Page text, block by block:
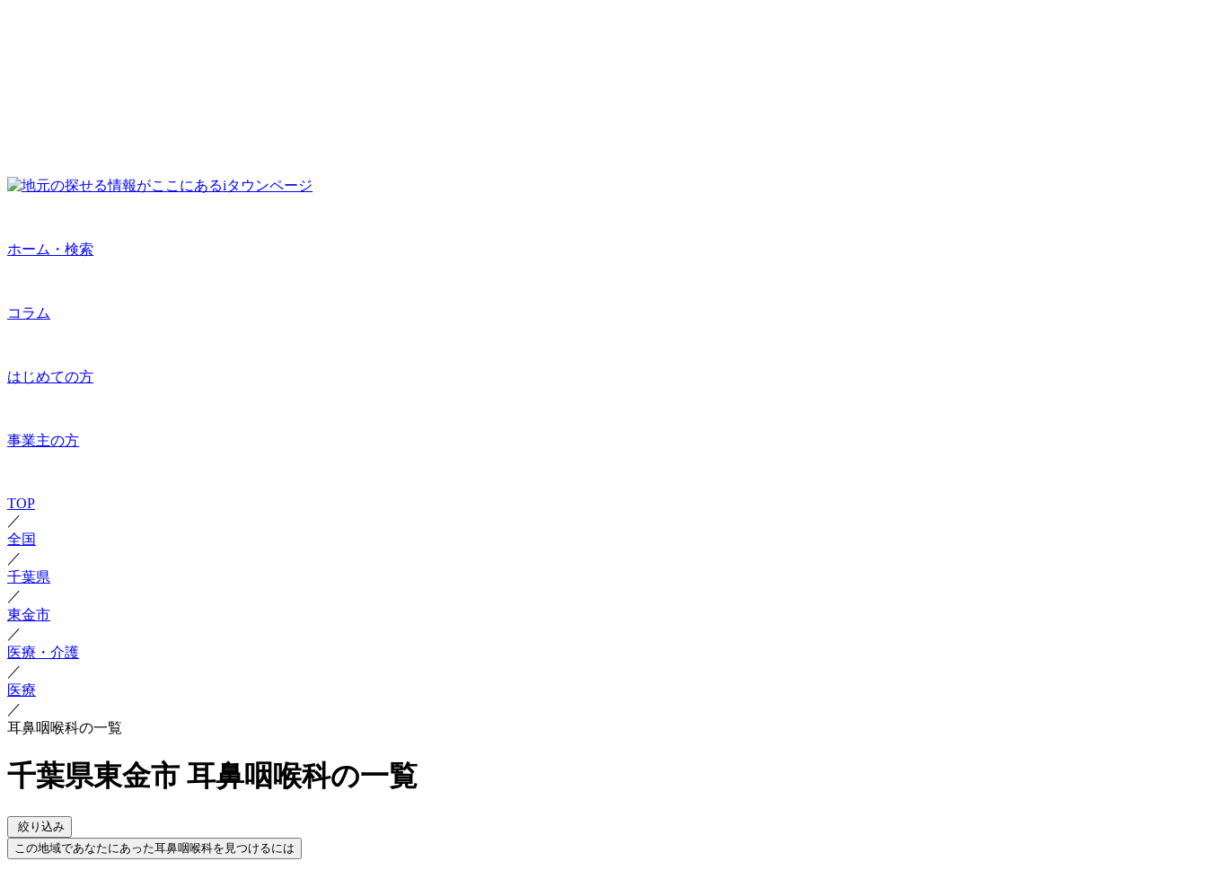
ホーム・検索
コラム
はじめての方
事業主の方
TOP
／
全国
／
千葉県
／
東金市
／
医療・介護
／
医療
／
耳鼻咽喉科の一覧
千葉県東金市 耳鼻咽喉科の一覧
絞り込み
この地域であなたにあった耳鼻咽喉科を見つけるには